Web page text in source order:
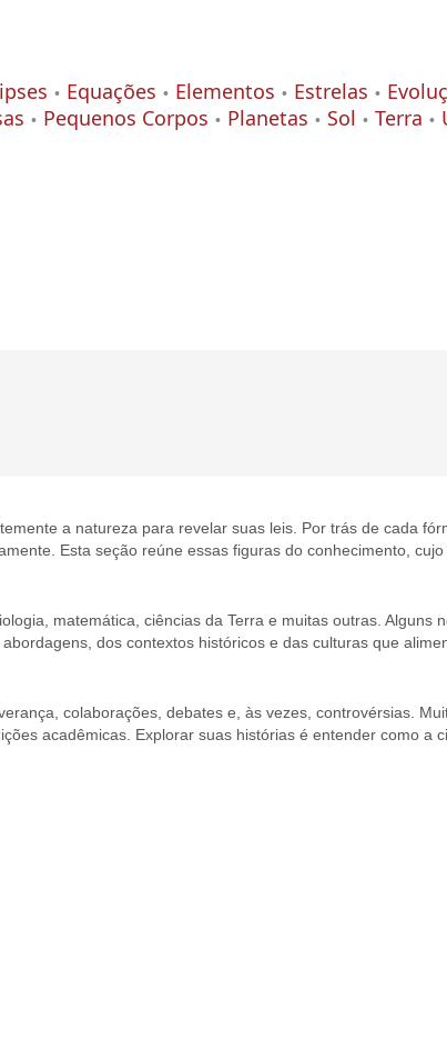
Equações Elementos Estrelas
Pequenos Corpos Planetas Sol Terra
a natureza para revelar suas leis. Por trás de cada
Esta seção reúne essas figuras do conhecimento,
matemática, ciências da Terra e muitas outras.
dos contextos históricos e das culturas que
colaborações, debates e, às vezes, controvérsias.
acadêmicas. Explorar suas histórias é entender como